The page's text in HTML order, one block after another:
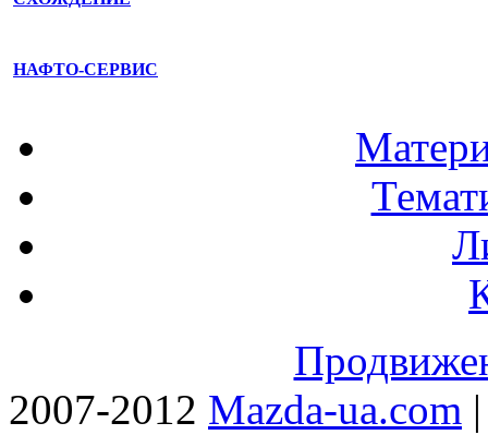
НАФТО-СЕРВИС
2007-2012 Mazda-ua.com